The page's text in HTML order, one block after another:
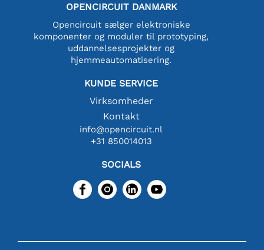
OPENCIRCUIT DANMARK
Opencircuit sælger elektroniske
komponenter og moduler til prototyping,
uddannelsesprojekter og
hjemmeautomatisering.
KUNDE SERVICE
Virksomheder
Kontakt
info@opencircuit.nl
+31 850014013
SOCIALS